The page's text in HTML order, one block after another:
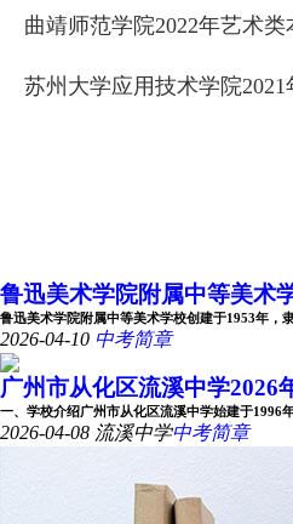
曲靖师范学院2022年艺术类
苏州大学应用技术学院2021
鲁迅美术学院附属中等美术
鲁迅美术学院附属中等美术学校创建于1953年，
2026-04-10 中考简章
广州市从化区流溪中学2026
一、学校介绍广州市从化区流溪中学始建于1996
2026-04-08 流溪中学中考简章